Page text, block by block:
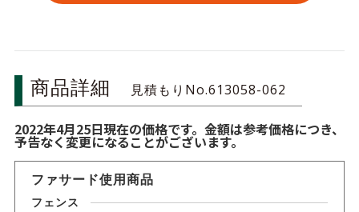
商品詳細 見積もりNo.613058-062
2022年4月25日現在の価格です。金額は参考価格につき、
予告なく変更になることがございます。
ファサード使用商品
フェンス